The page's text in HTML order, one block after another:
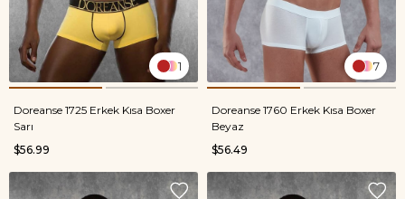
1
Doreanse 1725 Erkek Kısa Boxer
Sarı
$56.99
7
Doreanse 1760 Erkek Kısa Boxer
Beyaz
$56.49